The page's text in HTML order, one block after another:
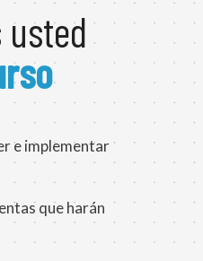
e implementar
que harán